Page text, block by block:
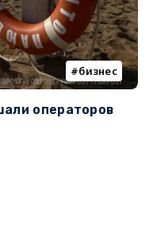
бизнес
операторов